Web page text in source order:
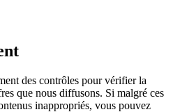
des contrôles pour vérifier la
que nous diffusons. Si malgré ces
inappropriés, vous pouvez